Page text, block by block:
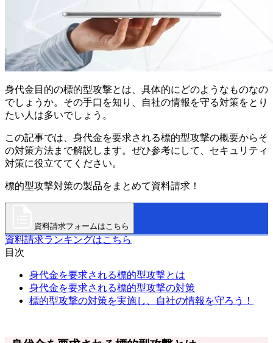
身代金目的の標的型攻撃とは、具体的にどのようなものなの
でしょうか。その手口を知り、自社の情報を守る対策をとり
たい人は多いでしょう。
この記事では、身代金を要求される標的型攻撃の概要からそ
の対策方法まで解説します。ぜひ参考にして、セキュリティ
対策に役立ててください。
標的型攻撃対策の製品をまとめて資料請求！
資料請求フォームはこちら
資料請求ランキングはこちら
目次
身代金を要求される標的型攻撃とは
身代金を要求される標的型攻撃の対策
標的型攻撃の対策を実施し、自社の情報を守ろう！